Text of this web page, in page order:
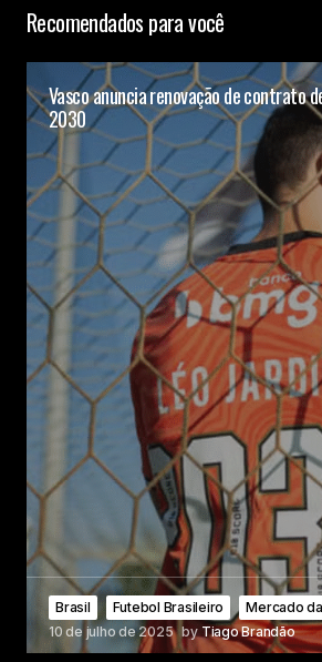
Recomendados para você
Vasco anuncia renovação de contrato
2030
Brasil Futebol Brasileiro Mercado
10 de julho de 2025 by Tiago Brandão